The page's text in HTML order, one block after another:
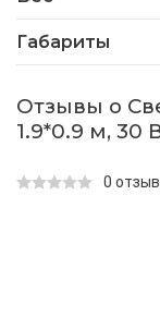
Габариты
Отзывы о
1.9*0.9 м, 30
0